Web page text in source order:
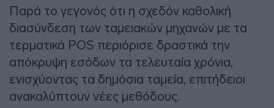
Παρά το γεγονός ότι η σχεδόν καθολική
διασύνδεση των ταμειακών μηχανών με τα
τερματικά POS περιόρισε δραστικά την
απόκρυψη εσόδων τα τελευταία χρόνια,
ενισχύοντας τα δημόσια ταμεία, επιτήδειοι
ανακαλύπτουν νέες μεθόδους.